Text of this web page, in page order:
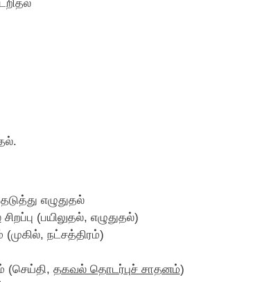
எழுதுதல்‌
சிறப்பு (பயிலுதல்‌, எழுதுதல்‌)
நட்சத்திரம்‌)
(செய்தி, தகவல்‌ தொடர்புச்‌ சாதனம்‌)